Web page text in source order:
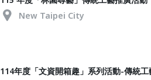
New Taipei City
114年度「文資開箱趣」系列活動-傳統